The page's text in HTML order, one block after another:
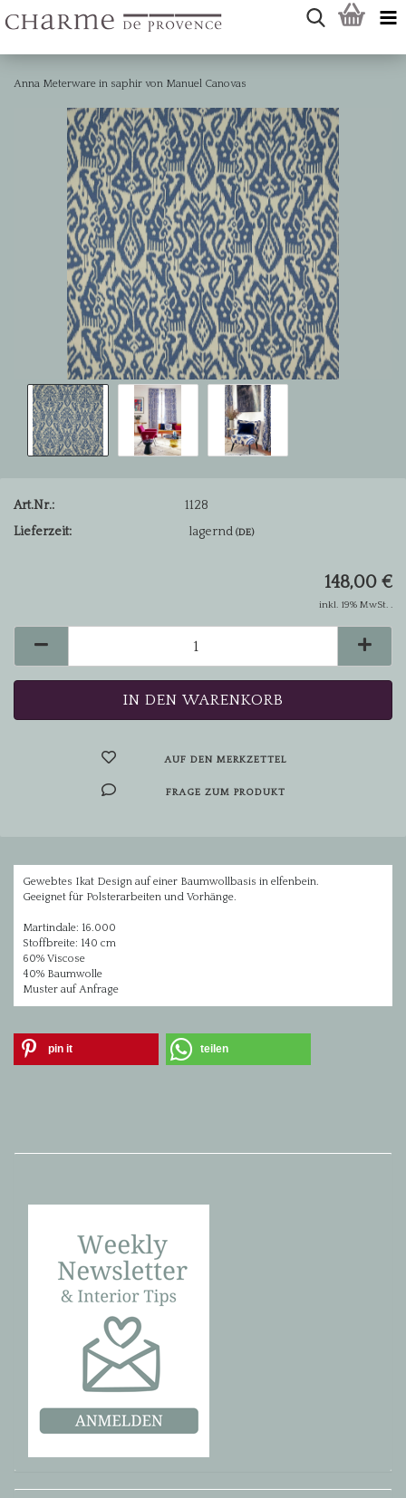
Anna Meterware in saphir von Manuel Canovas
Art.Nr.:
1128
Lieferzeit:
lagernd(DE)
148,00 €
inkl. 19% MwSt. .
AUF DEN MERKZETTEL
FRAGE ZUM PRODUKT
Gewebtes Ikat Design auf einer Baumwollbasis in elfenbein.
Geeignet für Polsterarbeiten und Vorhänge.
Martindale: 16.000
Stoffbreite: 140 cm
60% Viscose
40% Baumwolle
Muster auf Anfrage
pin it teilen